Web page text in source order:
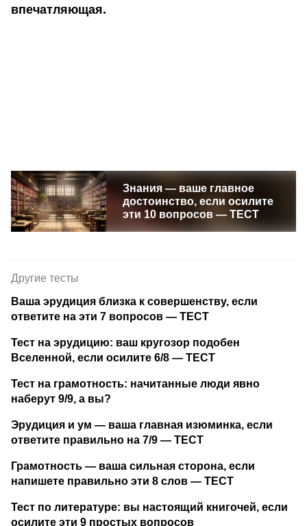
впечатляющая.
Знания — ваше главное
достоинство, если осилите
эти 10 вопросов — ТЕСТ
Другие тесты
Ваша эрудиция близка к совершенству, если
ответите на эти 7 вопросов — ТЕСТ
Тест на эрудицию: ваш кругозор подобен
Вселенной, если осилите 6/8 — ТЕСТ
Тест на грамотность: начитанные люди явно
наберут 9/9, а вы?
Эрудиция и ум — ваша главная изюминка, если
ответите правильно на 7/9 — ТЕСТ
Грамотность — ваша сильная сторона, если
напишете правильно эти 8 слов — ТЕСТ
Тест по литературе: вы настоящий книгочей, если
осилите эти 9 простых вопросов